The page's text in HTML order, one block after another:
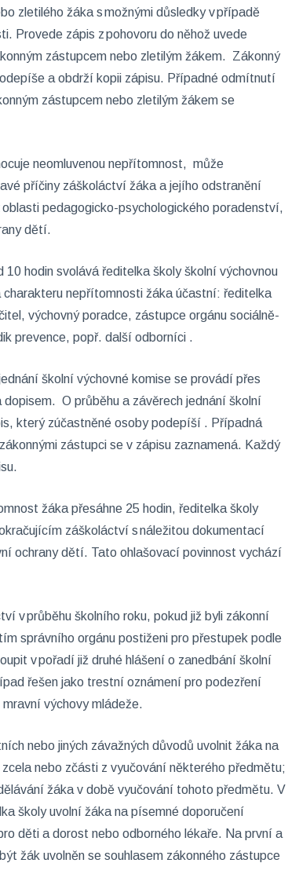
zletilého žáka s možnými důsledky v případě
Provede zápis z pohovoru do něhož uvede
zástupcem nebo zletilým žákem. Zákonný
a obdrží kopii zápisu. Případné odmítnutí
zástupcem nebo zletilým žákem se
neomluvenou nepřítomnost, může
příčiny záškoláctví žáka a jejího odstranění
pedagogicko-psychologického poradenství,
dětí.
10 hodin svolává ředitelka školy školní výchovnou
nepřítomnosti žáka účastní: ředitelka
výchovný poradce, zástupce orgánu sociálně-
prevence, popř. další odborníci .
školní výchovné komise se provádí přes
O průběhu a závěrech jednání školní
který zúčastněné osoby podepíší . Případná
zástupci se v zápisu zaznamená. Každý
žáka přesáhne 25 hodin, ředitelka školy
záškoláctví s náležitou dokumentací
ochrany dětí. Tato ohlašovací povinnost vychází
v průběhu školního roku, pokud již byli zákonní
správního orgánu postiženi pro přestupek podle
v pořadí již druhé hlášení o zanedbání školní
řešen jako trestní oznámení pro podezření
výchovy mládeže.
nebo jiných závažných důvodů uvolnit žáka na
nebo zčásti z vyučování některého předmětu;
žáka v době vyučování tohoto předmětu. V
školy uvolní žáka na písemné doporučení
děti a dorost nebo odborného lékaře. Na první a
žák uvolněn se souhlasem zákonného zástupce